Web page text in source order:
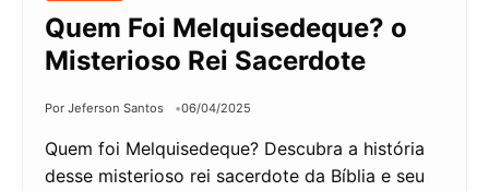
Quem Foi Melquisedeque? o
Misterioso Rei Sacerdote
Por Jeferson Santos 06/04/2025
Quem foi Melquisedeque? Descubra a história
desse misterioso rei sacerdote da Bíblia e seu